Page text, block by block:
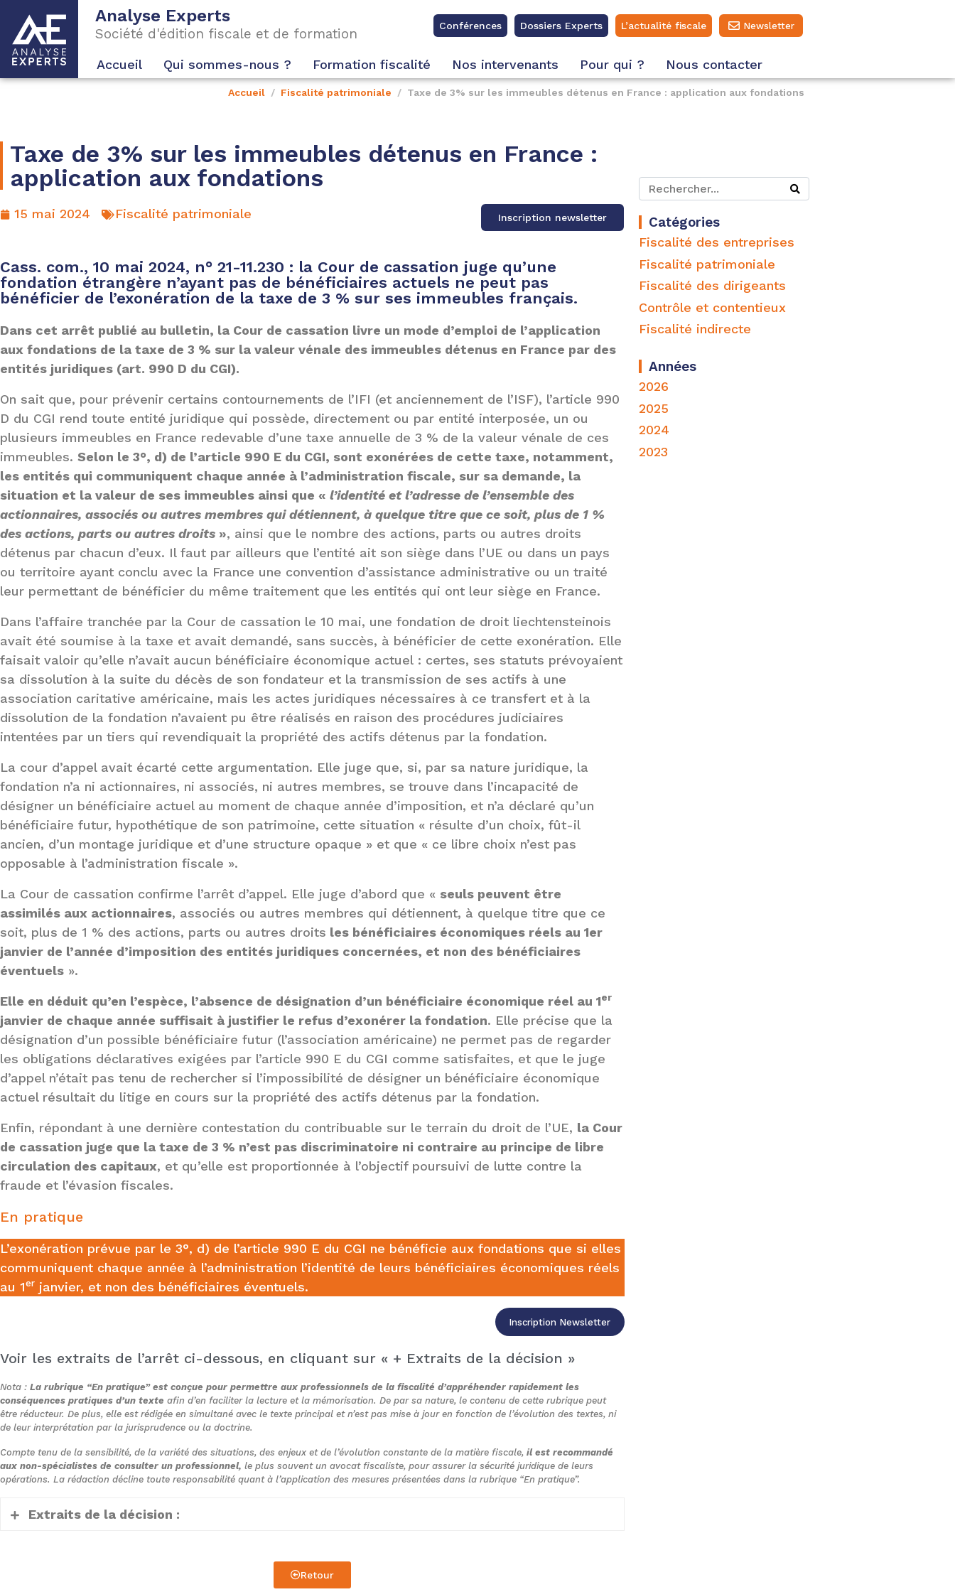
Analyse Experts
Société d'édition fiscale et de formation Conférences Dossiers Experts L’actualité fiscale Newsletter
Accueil Qui sommes-nous ? Formation fiscalité Nos intervenants Pour qui ? Nous contacter
Accueil Fiscalité patrimoniale Taxe de 3% sur les immeubles détenus en France : application aux fondations
Taxe de 3% sur les immeubles détenus en France :
application aux fondations
15 mai 2024 Fiscalité patrimoniale Inscription newsletter
Cass. com., 10 mai 2024, n° 21-11.230 : la Cour de cassation juge qu’une
fondation étrangère n’ayant pas de bénéficiaires actuels ne peut pas
bénéficier de l’exonération de la taxe de 3 % sur ses immeubles français.
Dans cet arrêt publié au bulletin, la Cour de cassation livre un mode d’emploi de l’application
aux fondations de la taxe de 3 % sur la valeur vénale des immeubles détenus en France par des
entités juridiques (art. 990 D du CGI).
On sait que, pour prévenir certains contournements de l’IFI (et anciennement de l’ISF), l’article 990
D du CGI rend toute entité juridique qui possède, directement ou par entité interposée, un ou
plusieurs immeubles en France redevable d’une taxe annuelle de 3 % de la valeur vénale de ces
immeubles. Selon le 3°, d) de l’article 990 E du CGI, sont exonérées de cette taxe, notamment,
les entités qui communiquent chaque année à l’administration fiscale, sur sa demande, la
situation et la valeur de ses immeubles ainsi que « l’identité et l’adresse de l’ensemble des
actionnaires, associés ou autres membres qui détiennent, à quelque titre que ce soit, plus de 1 %
des actions, parts ou autres droits », ainsi que le nombre des actions, parts ou autres droits
détenus par chacun d’eux. Il faut par ailleurs que l’entité ait son siège dans l’UE ou dans un pays
ou territoire ayant conclu avec la France une convention d’assistance administrative ou un traité
leur permettant de bénéficier du même traitement que les entités qui ont leur siège en France.
Dans l’affaire tranchée par la Cour de cassation le 10 mai, une fondation de droit liechtensteinois
avait été soumise à la taxe et avait demandé, sans succès, à bénéficier de cette exonération. Elle
faisait valoir qu’elle n’avait aucun bénéficiaire économique actuel : certes, ses statuts prévoyaient
sa dissolution à la suite du décès de son fondateur et la transmission de ses actifs à une
association caritative américaine, mais les actes juridiques nécessaires à ce transfert et à la
dissolution de la fondation n’avaient pu être réalisés en raison des procédures judiciaires
intentées par un tiers qui revendiquait la propriété des actifs détenus par la fondation.
La cour d’appel avait écarté cette argumentation. Elle juge que, si, par sa nature juridique, la
fondation n’a ni actionnaires, ni associés, ni autres membres, se trouve dans l’incapacité de
désigner un bénéficiaire actuel au moment de chaque année d’imposition, et n’a déclaré qu’un
bénéficiaire futur, hypothétique de son patrimoine, cette situation « résulte d’un choix, fût-il
ancien, d’un montage juridique et d’une structure opaque » et que « ce libre choix n’est pas
opposable à l’administration fiscale ».
La Cour de cassation confirme l’arrêt d’appel. Elle juge d’abord que « seuls peuvent être
assimilés aux actionnaires, associés ou autres membres qui détiennent, à quelque titre que ce
soit, plus de 1 % des actions, parts ou autres droits les bénéficiaires économiques réels au 1er
janvier de l’année d’imposition des entités juridiques concernées, et non des bénéficiaires
éventuels ».
Elle en déduit qu’en l’espèce, l’absence de désignation d’un bénéficiaire économique réel au 1er
janvier de chaque année suffisait à justifier le refus d’exonérer la fondation. Elle précise que la
désignation d’un possible bénéficiaire futur (l’association américaine) ne permet pas de regarder
les obligations déclaratives exigées par l’article 990 E du CGI comme satisfaites, et que le juge
d’appel n’était pas tenu de rechercher si l’impossibilité de désigner un bénéficiaire économique
actuel résultait du litige en cours sur la propriété des actifs détenus par la fondation.
Enfin, répondant à une dernière contestation du contribuable sur le terrain du droit de l’UE, la Cour
de cassation juge que la taxe de 3 % n’est pas discriminatoire ni contraire au principe de libre
circulation des capitaux, et qu’elle est proportionnée à l’objectif poursuivi de lutte contre la
fraude et l’évasion fiscales.
En pratique
L’exonération prévue par le 3°, d) de l’article 990 E du CGI ne bénéficie aux fondations que si elles
communiquent chaque année à l’administration l’identité de leurs bénéficiaires économiques réels
au 1er janvier, et non des bénéficiaires éventuels.
Inscription Newsletter
Voir les extraits de l’arrêt ci-dessous, en cliquant sur « + Extraits de la décision »
Nota : La rubrique “En pratique” est conçue pour permettre aux professionnels de la fiscalité d’appréhender rapidement les
conséquences pratiques d’un texte afin d’en faciliter la lecture et la mémorisation. De par sa nature, le contenu de cette rubrique peut
être réducteur. De plus, elle est rédigée en simultané avec le texte principal et n’est pas mise à jour en fonction de l’évolution des textes, ni
de leur interprétation par la jurisprudence ou la doctrine.
Compte tenu de la sensibilité, de la variété des situations, des enjeux et de l’évolution constante de la matière fiscale, il est recommandé
aux non-spécialistes de consulter un professionnel, le plus souvent un avocat fiscaliste, pour assurer la sécurité juridique de leurs
opérations. La rédaction décline toute responsabilité quant à l’application des mesures présentées dans la rubrique “En pratique”.
Extraits de la décision :
Retour
Catégories
Fiscalité des entreprises
Fiscalité patrimoniale
Fiscalité des dirigeants
Contrôle et contentieux
Fiscalité indirecte
Années
2026
2025
2024
2023